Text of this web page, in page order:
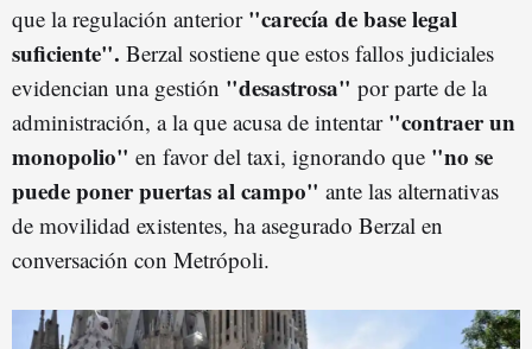
que la regulación anterior "carecía de base legal
suficiente". Berzal sostiene que estos fallos judiciales
evidencian una gestión "desastrosa" por parte de la
administración, a la que acusa de intentar "contraer un
monopolio" en favor del taxi, ignorando que "no se
puede poner puertas al campo" ante las alternativas
de movilidad existentes, ha asegurado Berzal en
conversación con Metrópoli.